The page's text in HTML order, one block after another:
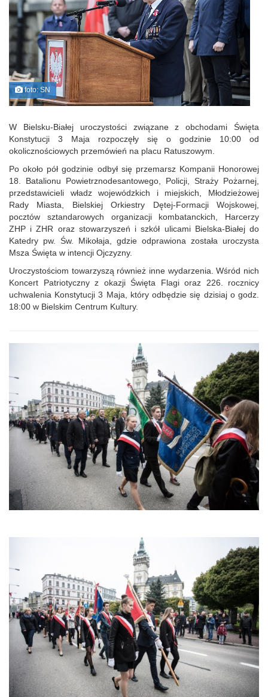
foto: SN
W Bielsku-Białej uroczystości związane z obchodami Święta
Konstytucji 3 Maja rozpoczęły się o godzinie 10:00 od
okolicznościowych przemówień na placu Ratuszowym.
Po około pół godzinie odbył się przemarsz Kompanii Honorowej
18. Batalionu Powietrznodesantowego, Policji, Straży Pożarnej,
przedstawicieli władz wojewódzkich i miejskich, Młodzieżowej
Rady Miasta, Bielskiej Orkiestry Dętej-Formacji Wojskowej,
pocztów sztandarowych organizacji kombatanckich, Harcerzy
ZHP i ZHR oraz stowarzyszeń i szkół ulicami Bielska-Białej do
Katedry pw. Św. Mikołaja, gdzie odprawiona została uroczysta
Msza Święta w intencji Ojczyzny.
Uroczystościom towarzyszą również inne wydarzenia. Wśród nich
Koncert Patriotyczny z okazji Święta Flagi oraz 226. rocznicy
uchwalenia Konstytucji 3 Maja, który odbędzie się dzisiaj o godz.
18:00 w Bielskim Centrum Kultury.